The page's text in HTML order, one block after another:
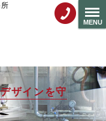
MENU
ザインを守